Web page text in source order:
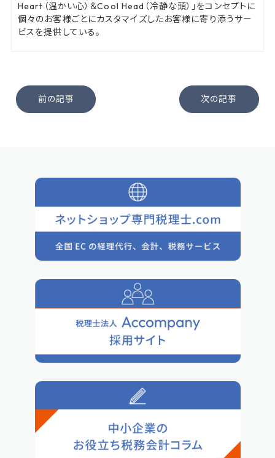
Heart（温かい心）＆Cool Head（冷静な頭）」をコンセプトに
個々のお客様ごとにカスタマイズしたお客様に寄り添うサー
ビスを提供している。
前の記事 次の記事